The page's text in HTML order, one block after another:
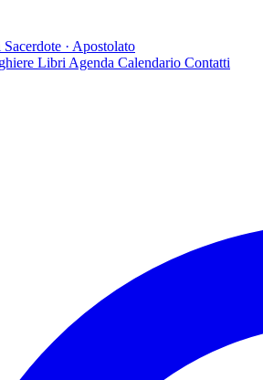
Sacerdote · Apostolato
Libri Agenda Calendario Contatti